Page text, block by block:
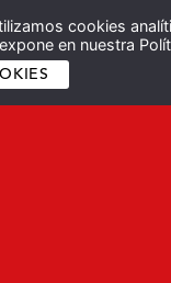
cookies
en nuestra